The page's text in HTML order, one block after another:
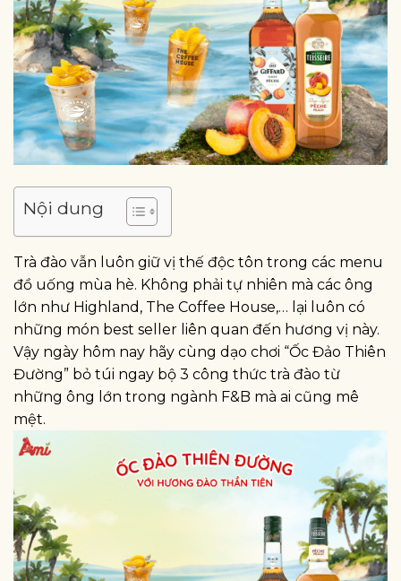
Nội dung
Trà đào vẫn luôn giữ vị thế độc tôn trong các menu
đồ uống mùa hè. Không phải tự nhiên mà các ông
lớn như Highland, The Coffee House,… lại luôn có
những món best seller liên quan đến hương vị này.
Vậy ngày hôm nay hãy cùng dạo chơi “Ốc Đảo Thiên
Đường” bỏ túi ngay bộ 3 công thức trà đào từ
những ông lớn trong ngành F&B mà ai cũng mê
mệt.